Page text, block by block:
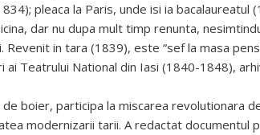
pleaca la Paris, unde isi ia
dar nu dupa mult timp renunta,
Revenit in tara (1839), este “sef la masa
ai Teatrului National din Iasi (1840-1848),
de boier, participa la miscarea revolutionara
modernizarii tarii. A redactat documentul